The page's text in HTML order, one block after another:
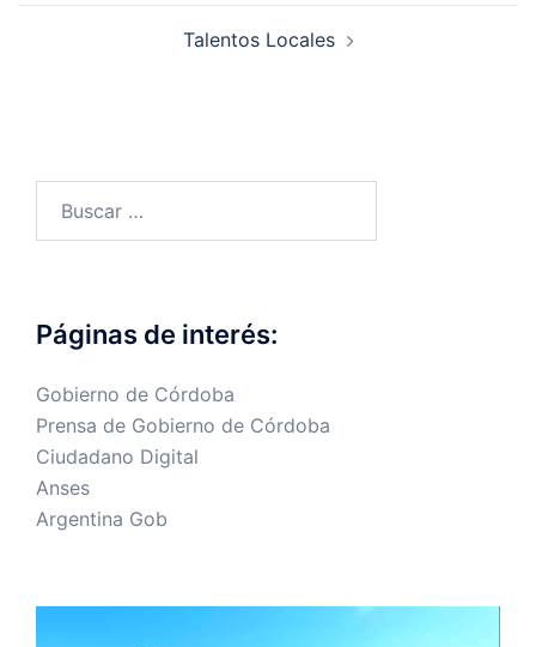
Talentos Locales
Páginas de interés:
Gobierno de Córdoba
Prensa de Gobierno de Córdoba
Ciudadano Digital
Anses
Argentina Gob